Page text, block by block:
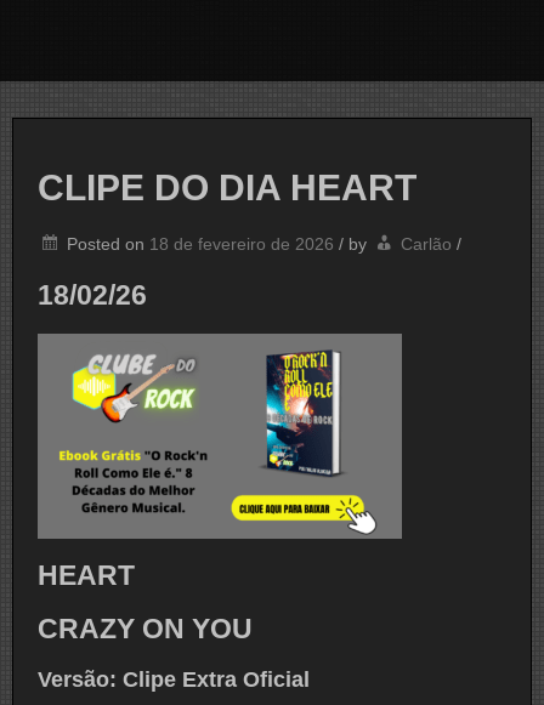
CLIPE DO DIA HEART
Posted on 18 de fevereiro de 2026 / by Carlão /
18/02/26
HEART
CRAZY ON YOU
Versão: Clipe Extra Oficial